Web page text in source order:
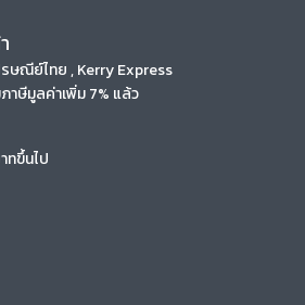
ษณีย์ไทย , Kerry Express
าษีมูลค่าเพิ่ม 7% แล้ว
ทขึ้นไป